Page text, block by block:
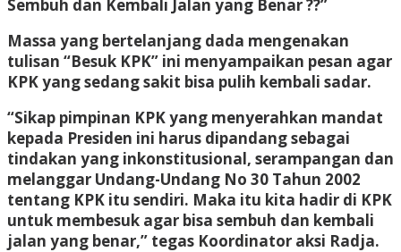
Sembuh dan Kembali Jalan yang Benar ??”
Massa yang bertelanjang dada mengenakan
tulisan “Besuk KPK” ini menyampaikan pesan agar
KPK yang sedang sakit bisa pulih kembali sadar.
“Sikap pimpinan KPK yang menyerahkan mandat
kepada Presiden ini harus dipandang sebagai
tindakan yang inkonstitusional, serampangan dan
melanggar Undang-Undang No 30 Tahun 2002
tentang KPK itu sendiri. Maka itu kita hadir di KPK
untuk membesuk agar bisa sembuh dan kembali
jalan yang benar,” tegas Koordinator aksi Radja.